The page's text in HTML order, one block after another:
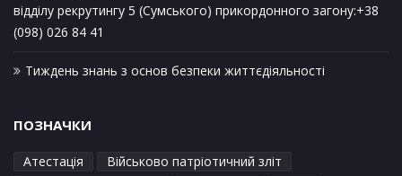
відділу рекрутингу 5 (Сумського) прикордонного загону:+38
(098) 026 84 41
Тиждень знань з основ безпеки життєдіяльності
ПОЗНАЧКИ
Атестація
Військово патріотичний зліт